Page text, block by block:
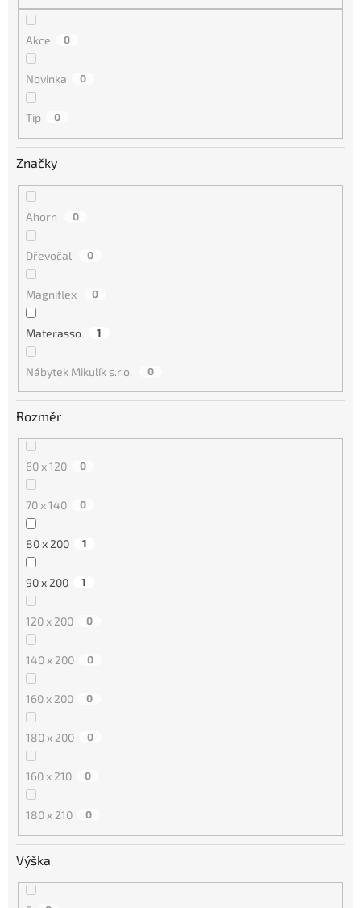
Akce 0
Novinka 0
Tip 0
Značky
Ahorn 0
Dřevočal 0
Magniflex 0
Materasso 1
Nábytek Mikulík s.r.o. 0
Rozměr
60 x 120 0
70 x 140 0
80 x 200 1
90 x 200 1
120 x 200 0
140 x 200 0
160 x 200 0
180 x 200 0
160 x 210 0
180 x 210 0
Výška